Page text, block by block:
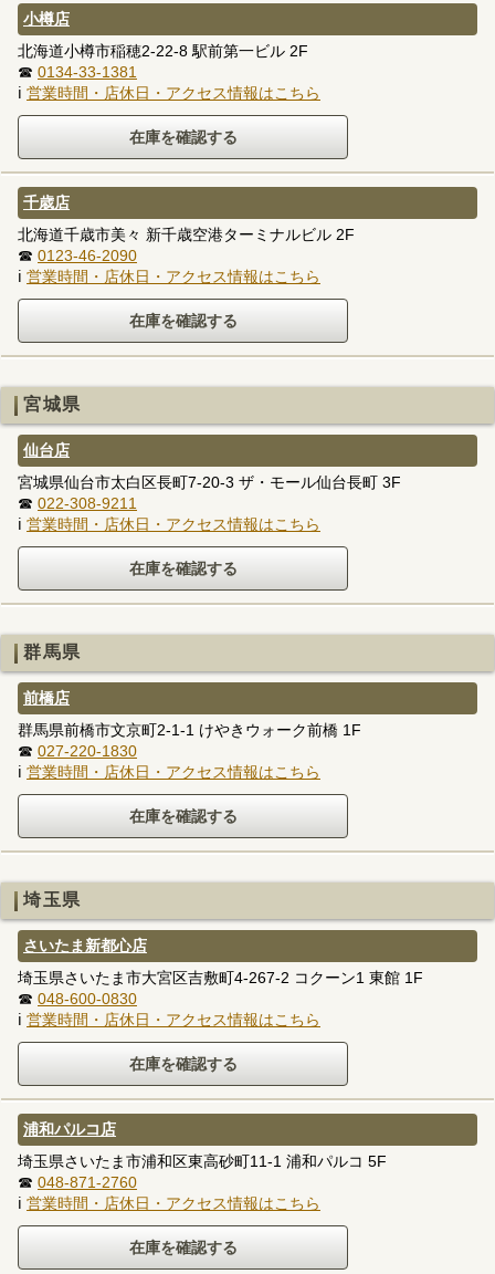
小樽店
北海道小樽市稲穂2-22-8 駅前第一ビル 2F
☎ 0134-33-1381
ℹ 営業時間・店休日・アクセス情報はこちら
千歳店
北海道千歳市美々 新千歳空港ターミナルビル 2F
☎ 0123-46-2090
ℹ 営業時間・店休日・アクセス情報はこちら
宮城県
仙台店
宮城県仙台市太白区長町7-20-3 ザ・モール仙台長町 3F
☎ 022-308-9211
ℹ 営業時間・店休日・アクセス情報はこちら
群馬県
前橋店
群馬県前橋市文京町2-1-1 けやきウォーク前橋 1F
☎ 027-220-1830
ℹ 営業時間・店休日・アクセス情報はこちら
埼玉県
さいたま新都心店
埼玉県さいたま市大宮区吉敷町4-267-2 コクーン1 東館 1F
☎ 048-600-0830
ℹ 営業時間・店休日・アクセス情報はこちら
浦和パルコ店
埼玉県さいたま市浦和区東高砂町11-1 浦和パルコ 5F
☎ 048-871-2760
ℹ 営業時間・店休日・アクセス情報はこちら